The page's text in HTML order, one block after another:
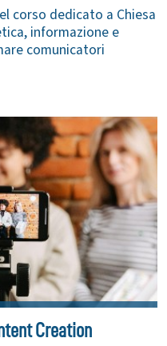
corso dedicato a Chiesa
informazione e
comunicatori
Creation